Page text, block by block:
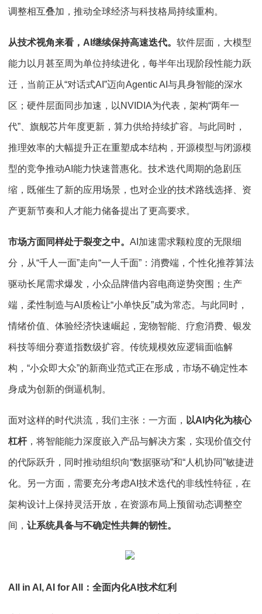
调整相互叠加，推动全球经济与科技格局持续重构。
从技术视角来看，AI继续保持高速迭代。 软件层面，大模型
能力以月甚至周为单位持续进化，每半年出现阶段性能力跃
迁，当前正从“对话式AI”迈向Agentic AI与具身智能的深水
区；硬件层面同步加速，以NVIDIA为代表，架构“两年一
代”、旗舰芯片年度更新，算力供给持续扩容。与此同时，
推理效率的大幅提升正在重塑成本结构，开源模型与闭源模
型的竞争推动AI能力快速普惠化。技术迭代周期的急剧压
缩，既催生了新的应用场景，也对企业的技术路线选择、资
产更新节奏和人才能力储备提出了更高要求。
市场方面同样处于裂变之中。 AI加速需求颗粒度的无限细
分，从“千人一面”走向“一人千面”：消费端，个性化推荐算法
驱动长尾需求爆发，小众品牌借内容电商逆势突围；生产
端，柔性制造与AI质检让“小单快反”成为常态。与此同时，
情绪价值、体验经济快速崛起，宠物智能、疗愈消费、银发
科技等细分赛道指数级扩容。传统规模效应逻辑面临解
构，“小众即大众”的新商业范式正在形成，市场不确定性本
身成为创新的倒逼机制。
面对这样的时代洪流，我们主张：一方面， 以AI内化为核心
杠杆，将智能能力深度嵌入产品与解决方案，实现价值交付
的代际跃升，同时推动组织向“数据驱动”和“人机协同”敏捷进
化。另一方面，需要充分考虑AI技术迭代的非线性特征，在
架构设计上保持灵活开放，在资源布局上预留动态调整空
间， 让系统具备与不确定性共舞的韧性。
All in AI, AI for All：全面内化AI技术红利